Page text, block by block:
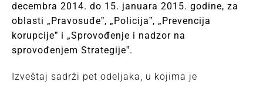
decembra 2014. do 15. januara 2015. godine, za
oblasti „Pravosuđeˮ, „Policijaˮ, „Prevencija
korupcijeˮ i „Sprovođenje i nadzor na
sprovođenjem Strategijeˮ.
Izveštaj sadrži pet odeljaka, u kojima je